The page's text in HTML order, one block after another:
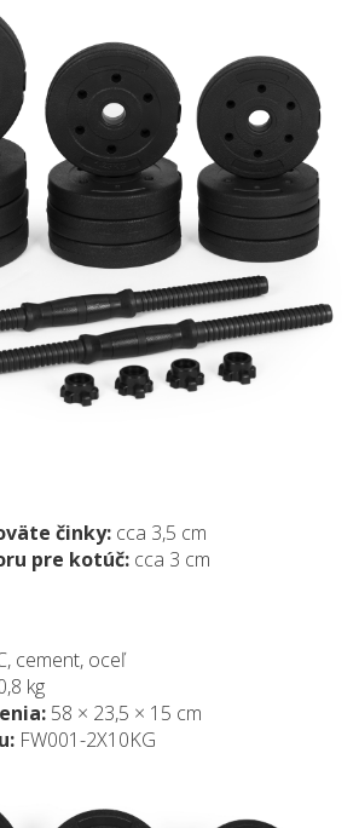
činky: cca 3,5 cm
pre kotúč: cca 3 cm
cement, oceľ
kg
58 × 23,5 × 15 cm
FW001-2X10KG